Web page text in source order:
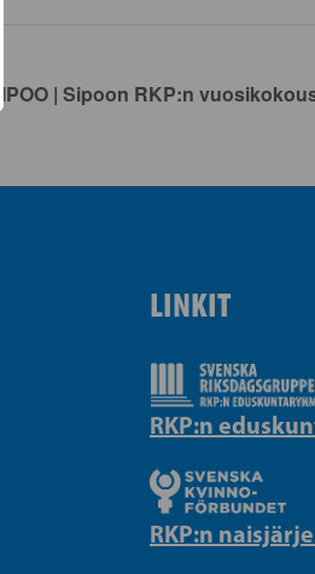
SIPOO | Sipoon RKP:n
LINKIT
RKP:n
RKP:n